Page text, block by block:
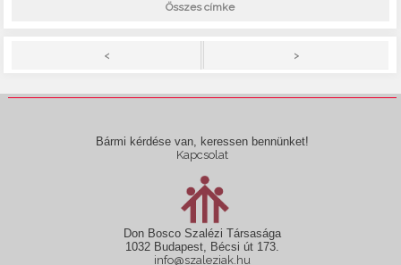
Összes címke
< >
Bármi kérdése van, keressen bennünket!
Kapcsolat
Don Bosco Szalézi Társasága
1032 Budapest, Bécsi út 173.
info@szaleziak.hu